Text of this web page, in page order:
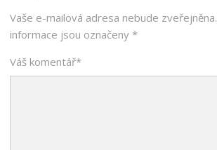
Vaše e-mailová adresa nebude zveřejněna.
informace jsou označeny *
Váš komentář*